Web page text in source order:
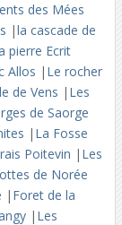
des Mées
|la cascade de
pierre Ecrit
Allos | Le rocher
de Vens | Les
de Saorge
| La Fosse
Poitevin | Les
de Norée
| Foret de la
| Les